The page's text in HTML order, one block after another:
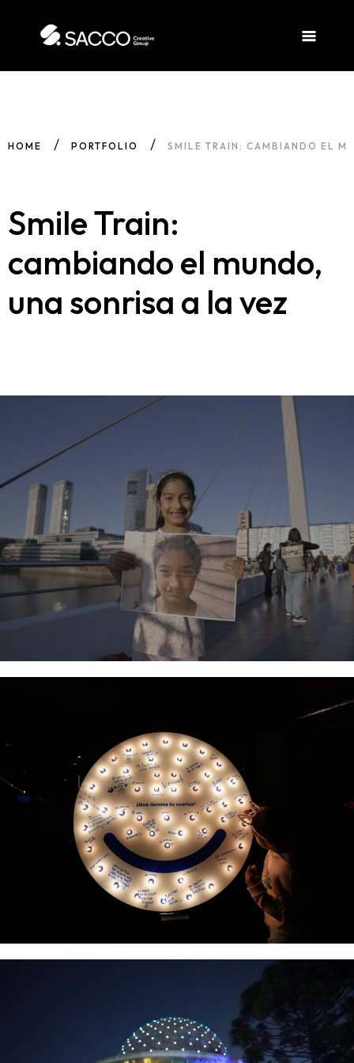
HOME PORTFOLIO SMILE TRAIN: CAMBIANDO EL
Smile Train:
cambiando el mundo,
una sonrisa a la vez